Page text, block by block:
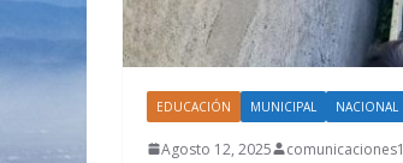
EDUCACIÓN MUNICIPAL NACIONAL
Agosto 12, 2025 comunicaciones1